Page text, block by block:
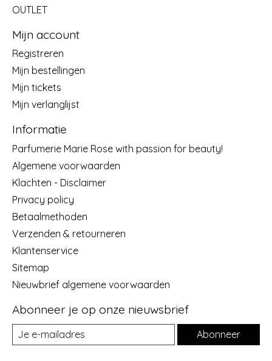
OUTLET
Mijn account
Registreren
Mijn bestellingen
Mijn tickets
Mijn verlanglijst
Informatie
Parfumerie Marie Rose with passion for beauty!
Algemene voorwaarden
Klachten - Disclaimer
Privacy policy
Betaalmethoden
Verzenden & retourneren
Klantenservice
Sitemap
Nieuwbrief algemene voorwaarden
Abonneer je op onze nieuwsbrief
Abonneer